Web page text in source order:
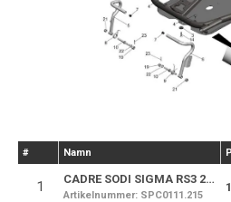
# Namn
1 CADRE SODI SIGMA RS3 2021
Artikelnummer: SPC0111.215